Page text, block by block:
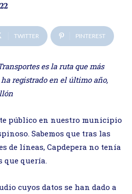
TWITTER PINTEREST
es la ruta que más
registrado en el último año,
público en nuestro municipio
Sabemos que tras las
de líneas, Capdepera no tenía
que quería.
cuyos datos se han dado a